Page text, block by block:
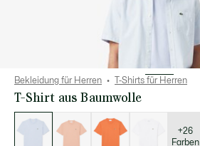
Bekleidung für Herren T-Shirts für Herren
T-Shirt aus Baumwolle
der
Varianten
+26
Farben